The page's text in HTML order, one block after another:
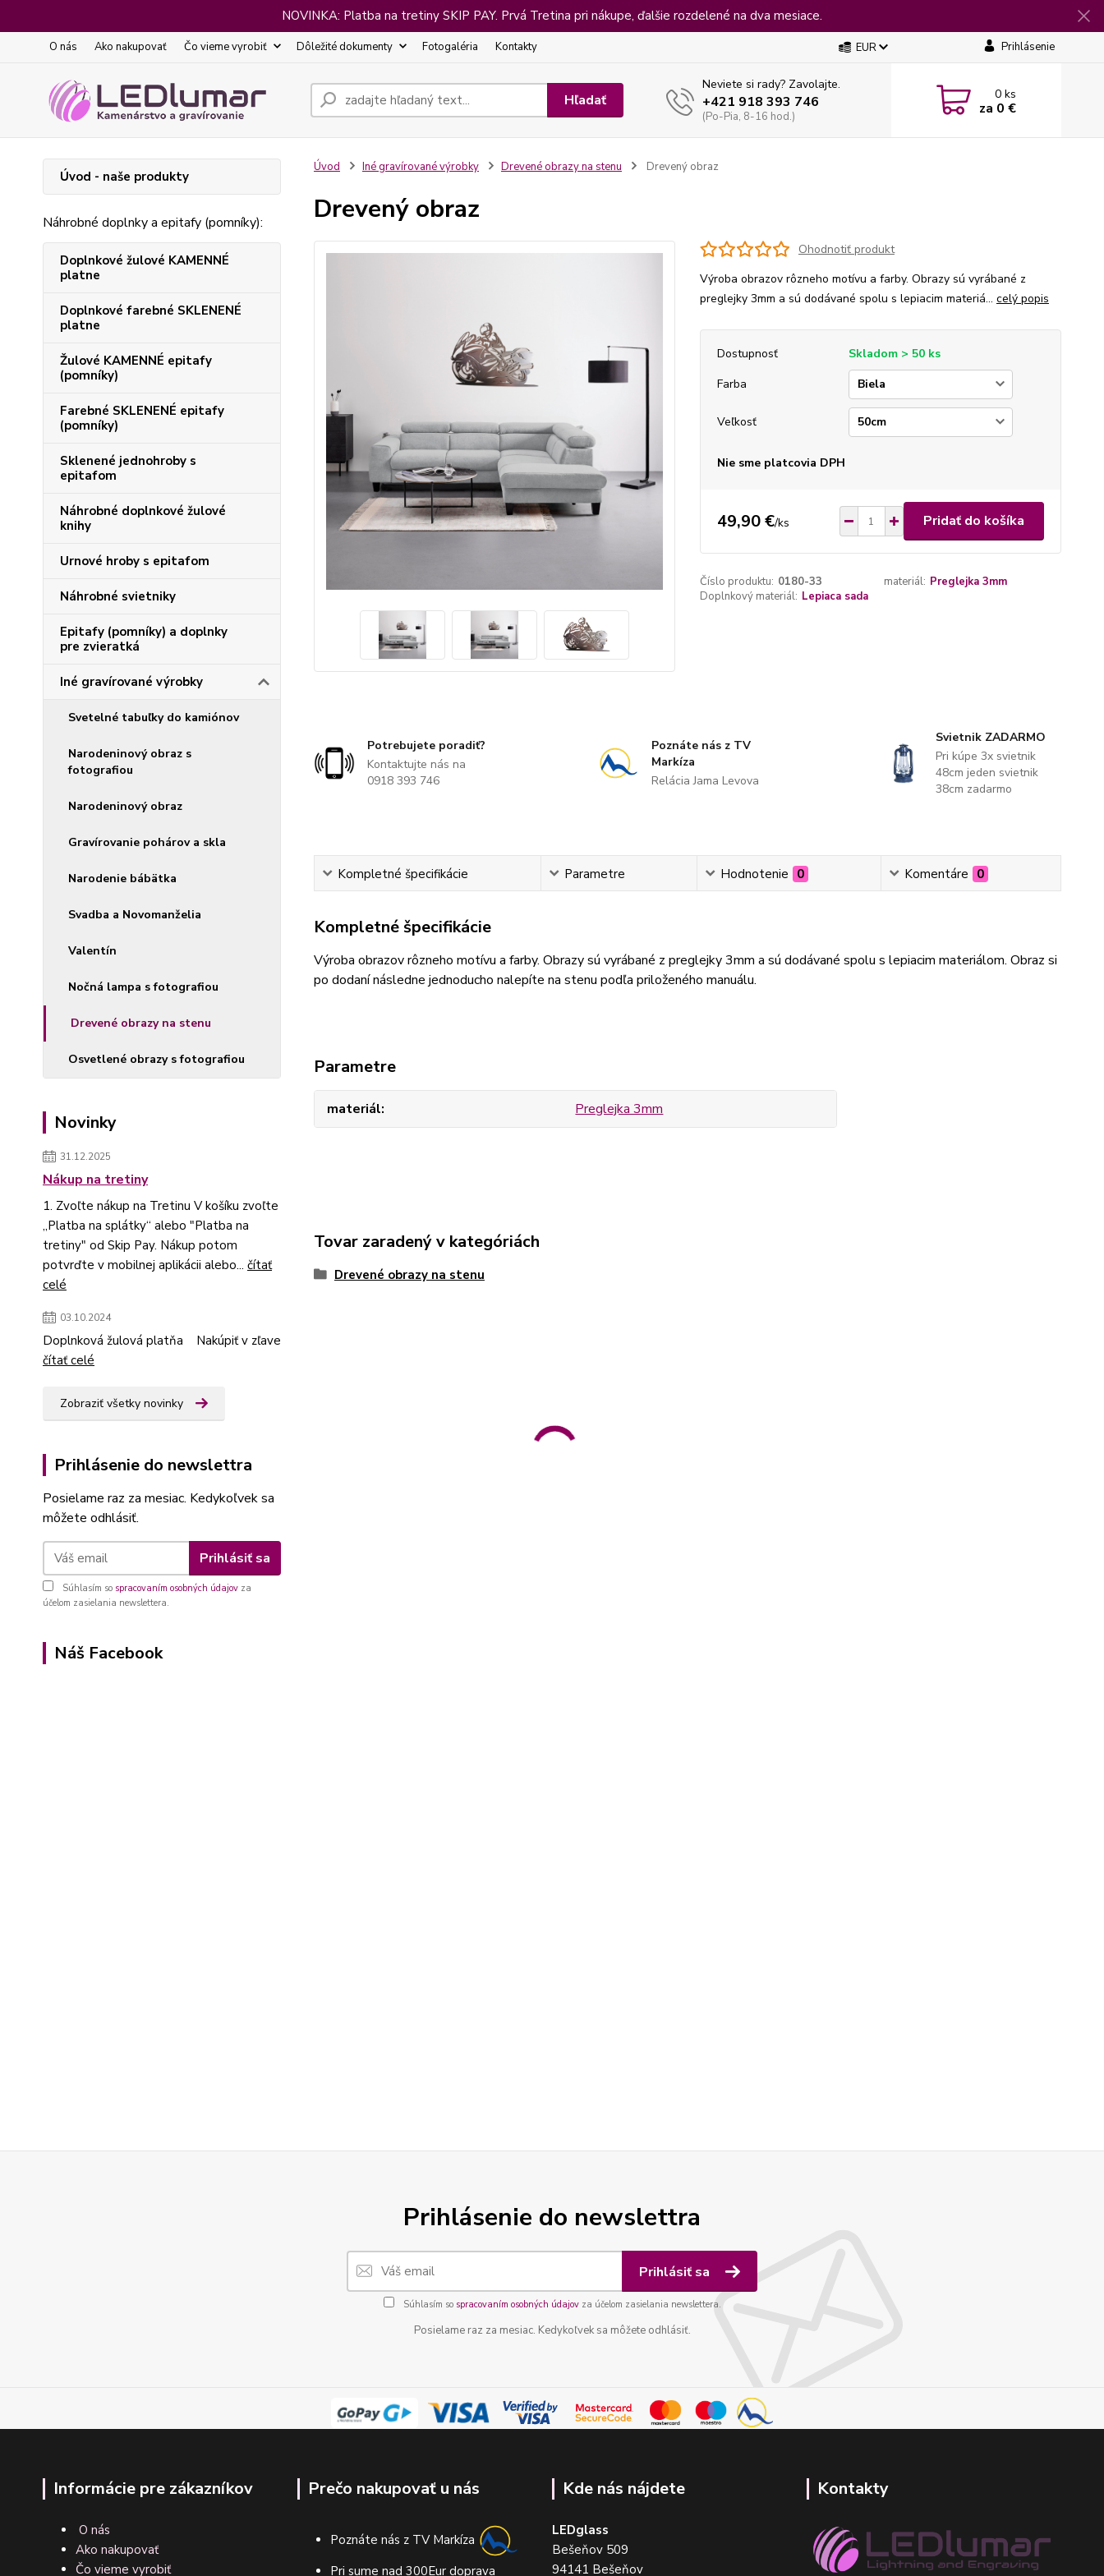
NOVINKA: Platba na tretiny SKIP PAY. Prvá Tretina pri nákupe, ďalšie rozdelené na dva mesiace.
O nás Ako nakupovať Čo vieme vyrobiť Dôležité dokumenty Fotogaléria Kontakty EUR Prihlásenie
Hľadať
Neviete si rady? Zavolajte.
+421 918 393 746
(Po-Pia, 8-16 hod.)
0ks
za 0 €
Úvod - naše produkty
Náhrobné doplnky a epitafy (pomníky):
Doplnkové žulové KAMENNÉ
platne
Doplnkové farebné SKLENENÉ
platne
Žulové KAMENNÉ epitafy
(pomníky)
Farebné SKLENENÉ epitafy
(pomníky)
Sklenené jednohroby s
epitafom
Náhrobné doplnkové žulové
knihy
Urnové hroby s epitafom
Náhrobné svietniky
Epitafy (pomníky) a doplnky
pre zvieratká
Iné gravírované výrobky
Svetelné tabuľky do kamiónov
Narodeninový obraz s
fotografiou
Narodeninový obraz
Gravírovanie pohárov a skla
Narodenie bábätka
Svadba a Novomanželia
Valentín
Nočná lampa s fotografiou
Drevené obrazy na stenu
Osvetlené obrazy s fotografiou
Novinky
31.12.2025
Nákup na tretiny
1. Zvoľte nákup na Tretinu V košíku zvoľte
„Platba na splátky“ alebo "Platba na
tretiny" od Skip Pay. Nákup potom
potvrďte v mobilnej aplikácii alebo... čítať
celé
03.10.2024
Doplnková žulová platňa Nakúpiť v zľave
čítať celé
Zobraziť všetky novinky
Prihlásenie do newslettra
Posielame raz za mesiac. Kedykoľvek sa
môžete odhlásiť.
Prihlásiť sa
Súhlasím so spracovaním osobných údajov za
účelom zasielania newslettera.
Náš Facebook
Úvod Iné gravírované výrobky Drevené obrazy na stenu Drevený obraz
Drevený obraz
Ohodnotiť produkt
Výroba obrazov rôzneho motívu a farby. Obrazy sú vyrábané z
preglejky 3mm a sú dodávané spolu s lepiacim materiá... celý popis
Dostupnosť
Skladom > 50 ks
Farba
Veľkosť
Nie sme platcovia DPH
49,90 €/ks Pridať do košíka
Číslo produktu: 0180-33 materiál: Preglejka 3mm
Doplnkový materiál: Lepiaca sada
Potrebujete poradiť?
Kontaktujte nás na
0918 393 746
Poznáte nás z TV
Markíza
Relácia Jama Levova
Svietnik ZADARMO
Pri kúpe 3x svietnik
48cm jeden svietnik
38cm zadarmo
Kompletné špecifikácie Parametre Hodnotenie 0 Komentáre 0
Kompletné špecifikácie
Výroba obrazov rôzneho motívu a farby. Obrazy sú vyrábané z preglejky 3mm a sú dodávané spolu s lepiacim materiálom. Obraz si
po dodaní následne jednoducho nalepíte na stenu podľa priloženého manuálu.
Parametre
materiál Preglejka 3mm
Tovar zaradený v kategóriách
Drevené obrazy na stenu
Prihlásenie do newslettra
Prihlásiť sa
Súhlasím so spracovaním osobných údajovza účelom zasielania newslettera.
Posielame raz za mesiac. Kedykoľvek sa môžete odhlásiť.
Informácie pre zákazníkov
O nás
Ako nakupovať
Čo vieme vyrobiť
Prečo nakupovať u nás
Poznáte nás z TV Markíza
Pri sume nad 300Eur doprava
Kde nás nájdete
LEDglass
Bešeňov 509
94141 Bešeňov
Kontakty